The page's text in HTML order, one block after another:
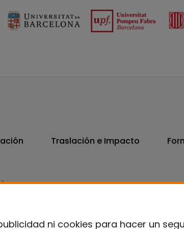
ni cookies para hacer un
Traslación e Impacto